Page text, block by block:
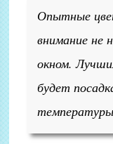
Опытные
внимание не
окном.
будет